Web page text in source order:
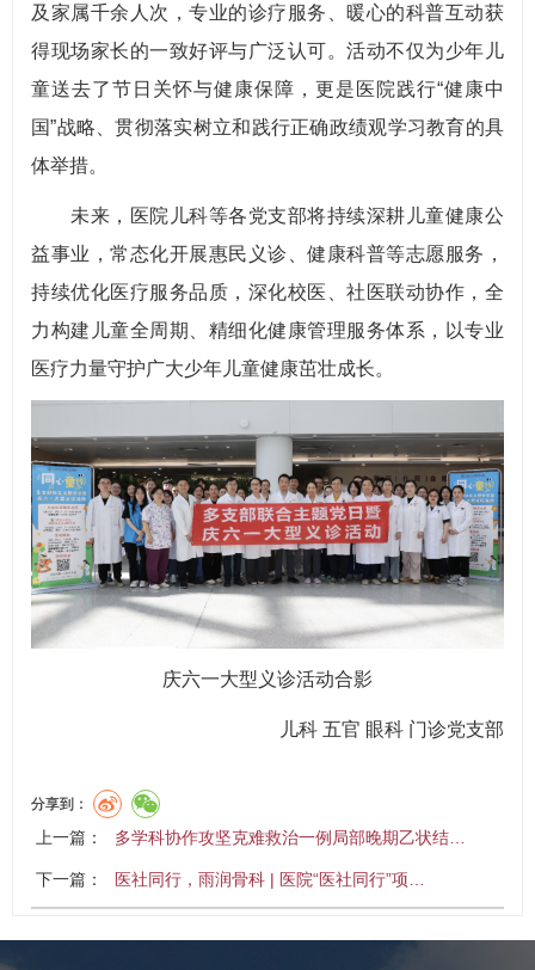
及家属千余人次，专业的诊疗服务、暖心的科普互动获
得现场家长的一致好评与广泛认可。活动不仅为少年儿
童送去了节日关怀与健康保障，更是医院践行“健康中
国”战略、贯彻落实树立和践行正确政绩观学习教育的具
体举措。
未来，医院儿科等各党支部将持续深耕儿童健康公
益事业，常态化开展惠民义诊、健康科普等志愿服务，
持续优化医疗服务品质，深化校医、社医联动协作，全
力构建儿童全周期、精细化健康管理服务体系，以专业
医疗力量守护广大少年儿童健康茁壮成长。
庆六一大型义诊活动合影
儿科 五官 眼科 门诊党支部
分享到：
上一篇： 多学科协作攻坚克难救治一例局部晚期乙状结…
下一篇： 医社同行，雨润骨科 | 医院“医社同行”项…